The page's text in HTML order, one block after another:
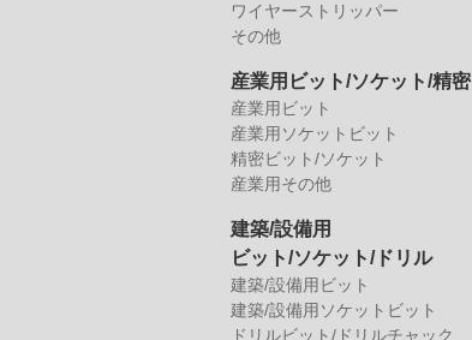
ワイヤーストリッパー
その他
産業用ビット/ソケット/精密
産業用ビット
産業用ソケットビット
精密ビット/ソケット
産業用その他
建築/設備用
ビット/ソケット/ドリル
建築/設備用ビット
建築/設備用ソケットビット
ドリルビット/ドリルチャック